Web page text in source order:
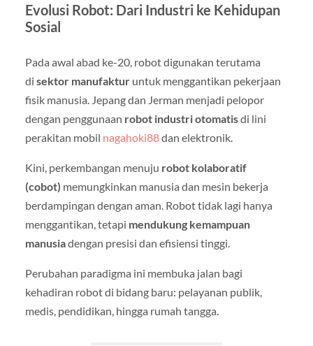
Evolusi Robot: Dari Industri ke Kehidupan
Sosial
Pada awal abad ke-20, robot digunakan terutama
di sektor manufaktur untuk menggantikan pekerjaan
fisik manusia. Jepang dan Jerman menjadi pelopor
dengan penggunaan robot industri otomatisdi lini
perakitan mobil nagahoki88dan elektronik.
Kini, perkembangan menuju robot kolaboratif
(cobot) memungkinkan manusia dan mesin bekerja
berdampingan dengan aman. Robot tidak lagi hanya
menggantikan, tetapi mendukung kemampuan
manusiadengan presisi dan efisiensi tinggi.
Perubahan paradigma ini membuka jalan bagi
kehadiran robot di bidang baru: pelayanan publik,
medis, pendidikan, hingga rumah tangga.